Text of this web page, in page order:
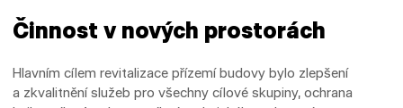
Činnost v nových prostorách
Hlavním cílem revitalizace přízemí budovy bylo zlepšení
a zkvalitnění služeb pro všechny cílové skupiny, ochrana